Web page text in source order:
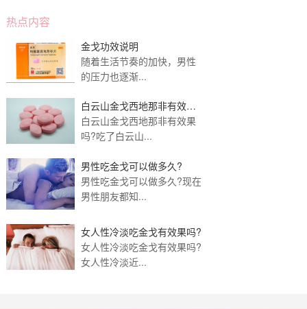
热点内容
金戈功效说明
随着生活节奏的加快，男性
的压力也逐渐...
白云山金戈西地那非有效果
吗？吃完多久有效果
白云山金戈西地那非有效果
吗?吃了白云山...
男性吃金戈可以做多久?
男性吃金戈可以做多久?现在
男性朋友都知...
女人性冷淡吃金戈有效果吗?
女人性冷淡吃金戈有效果吗?
女人性冷淡近...